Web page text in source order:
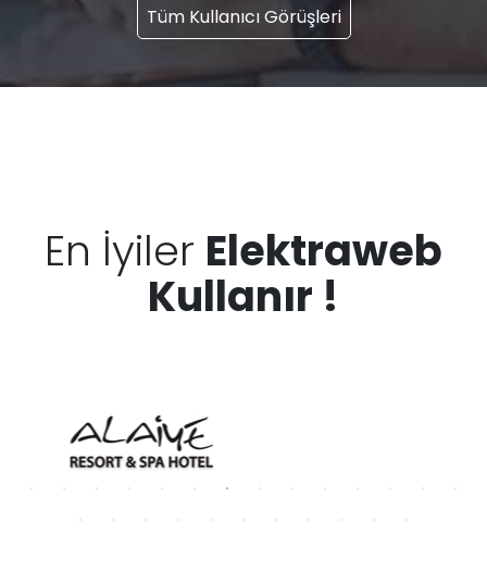
Tüm Kullanıcı Görüşleri
En İyiler Elektraweb
Kullanır !